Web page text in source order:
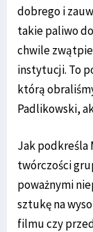
dobrego i
takie paliwo
chwile
instytucji. To
którą
Padlikowski,
Jak podkreśla
twórczości
poważnymi
sztukę na
filmu czy